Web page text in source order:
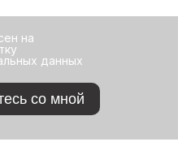
на
данных
со мной